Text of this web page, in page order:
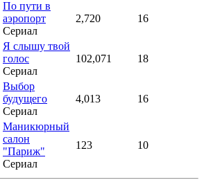
По пути в
аэропорт
Сериал
2,720 16
Я слышу твой
голос
Сериал
102,071 18
Выбор
будущего
Сериал
4,013 16
Маникюрный
салон
"Париж"
Сериал
123 10